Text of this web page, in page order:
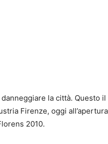
la città. Questo
Firenze, oggi
2010.